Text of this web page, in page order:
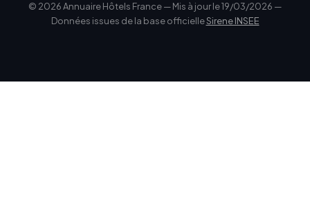
© 2026 Annuaire Hôtels France — Mis à jour le 19/03/2026 —
Données issues de la base officielleSirene INSEE